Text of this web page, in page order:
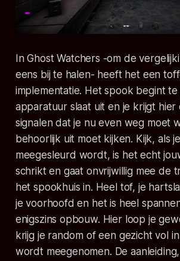
InGhost Watchers -om de
eens bij te halen- heeft het een
implementatie. Het spook begint te
apparatuur slaat uit en je krijgt hier
signalen dat je nu even weg moet
behoorlijk uit moet kijken. Kijk, als
meegesleurd wordt, is het echt
schrikt en gaat onvrijwillig mee de
het spookhuis in. Heel tof, je
je voorhoofd en het is heel
enigszins opbouw. Hier loop je
krijg je random of een gezicht vol
wordt meegenomen. De